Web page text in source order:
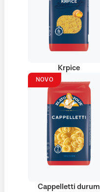
Krpice
NOVO
Cappelletti durum